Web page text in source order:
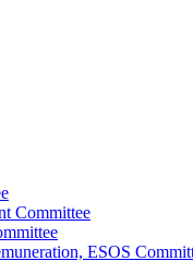
Committee
ESOS